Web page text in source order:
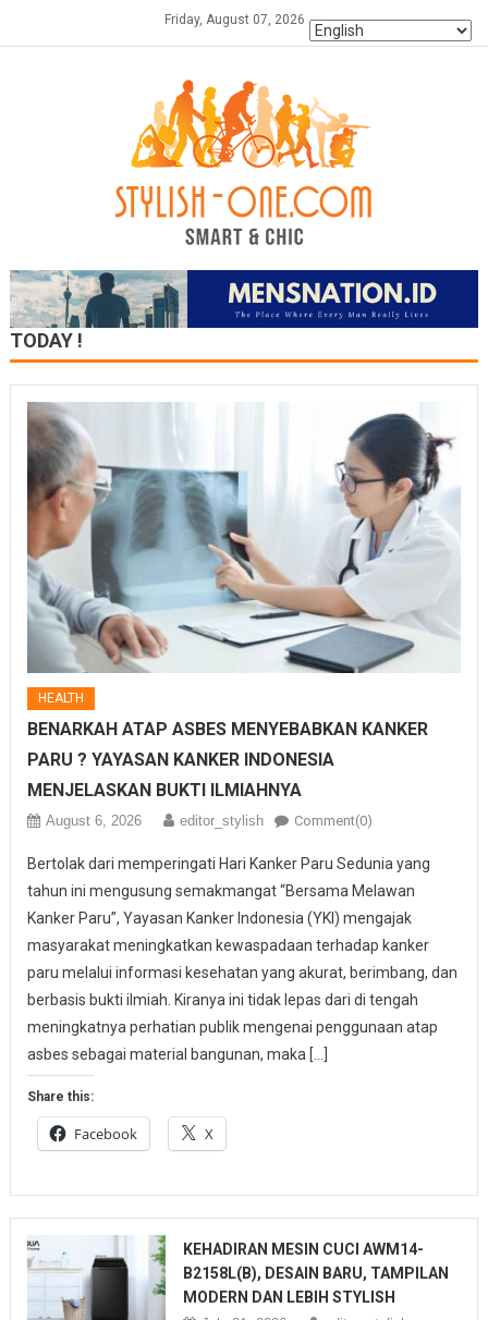
Friday, August 07, 2026
TODAY !
HEALTH
BENARKAH ATAP ASBES MENYEBABKAN KANKER
PARU ? YAYASAN KANKER INDONESIA
MENJELASKAN BUKTI ILMIAHNYA
August 6, 2026 editor_stylish Comment(0)
Bertolak dari memperingati Hari Kanker Paru Sedunia yang
tahun ini mengusung semakmangat “Bersama Melawan
Kanker Paru”, Yayasan Kanker Indonesia (YKI) mengajak
masyarakat meningkatkan kewaspadaan terhadap kanker
paru melalui informasi kesehatan yang akurat, berimbang, dan
berbasis bukti ilmiah. Kiranya ini tidak lepas dari di tengah
meningkatnya perhatian publik mengenai penggunaan atap
asbes sebagai material bangunan, maka […]
Share this:
Facebook X
KEHADIRAN MESIN CUCI AWM14-
B2158L(B), DESAIN BARU, TAMPILAN
MODERN DAN LEBIH STYLISH